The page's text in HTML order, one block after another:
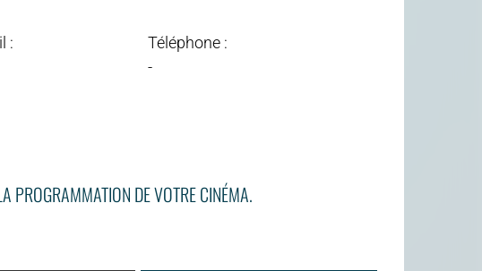
:
Téléphone :
-
PROGRAMMATION DE VOTRE CINÉMA.